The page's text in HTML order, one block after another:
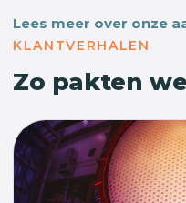
Lees meer over onze
KLANTVERHALEN
Zo pakten